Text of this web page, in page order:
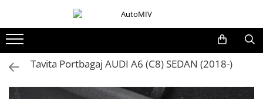
Oferta Saptamanii
Butoane Geam
Tavita Portbagaj AUDI A6 (C8) SEDAN (2018-)